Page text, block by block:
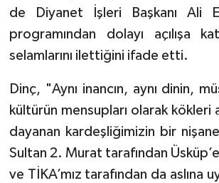
de Diyanet İşleri Başkanı Ali
programından dolayı açılışa
selamlarını ilettiğini ifade etti.
Dinç, "Aynı inancın, aynı dinin,
kültürün mensupları olarak kökleri
dayanan kardeşliğimizin bir
Sultan 2. Murat tarafından
ve TİKA’mız tarafından da aslına
Gaziantep Müftülüğü
Giresun Müftülüğü
Hakkari Müftülüğü
Hatay Müftülüğü